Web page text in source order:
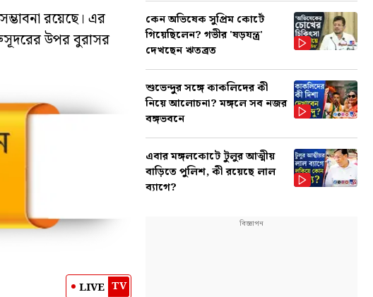
রয়েছে। এর
উপর বুরাসর
LIVE TV
কেন অভিষেক সুপ্রিম কোর্টে
গিয়েছিলেন? গভীর 'ষড়যন্ত্র'
দেখছেন ঋতব্রত
শুভেন্দুর সঙ্গে কাকলিদের কী
নিয়ে আলোচনা? মঙ্গলে সব নজর
বঙ্গভবনে
এবার মঙ্গলকোটে টুলুর আত্মীয়
বাড়িতে পুলিশ, কী রয়েছে লাল
ব্যাগে?